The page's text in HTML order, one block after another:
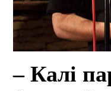
– Калі